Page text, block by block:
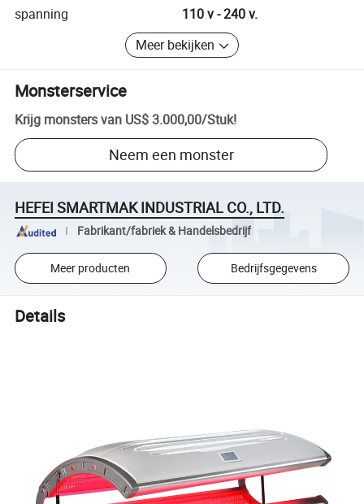
spanning
110 v - 240 v.
Meer bekijken
Monsterservice
Krijg monsters van US$ 3.000,00/Stuk!
Neem een monster
HEFEI SMARTMAK INDUSTRIAL CO., LTD.
Fabrikant/fabriek & Handelsbedrijf
Meer producten Bedrijfsgegevens
Details